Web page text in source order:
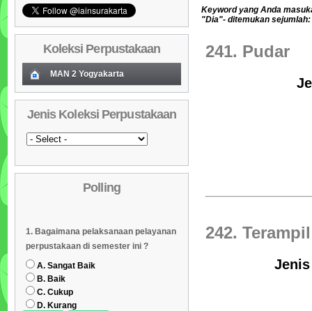
Koleksi Perpustakaan
MAN 2 Yogyakarta
02 Daftar Koleksi Baru (Tgl.Input)
03 Daftar Koleksi (Pengarang)
04 Daftar Koleksi (Judul)
Daftar Koleksi (Subyek)
Dipinjam
07 Daftar Koleksi (Klasifikasi/ddc)
Jenis Koleksi Perpustakaan
Polling
1. Bagaimana pelaksanaan pelayanan
perpustakaan di semester ini ?
A. Sangat Baik
B. Baik
C. Cukup
D. Kurang
Keyword yang Anda
"Dia"- ditemukan sejumlah:
241. Pudar
242.